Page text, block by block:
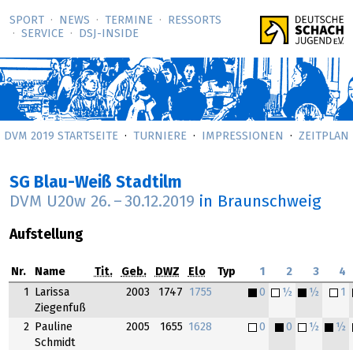
SPORT NEWS TERMINE
RESSORTS
SERVICE
DSJ-­INSIDE
DVM 2019 STARTSEITE TURNIERE IMPRESSIONEN ZEITPLAN
SG Blau-Weiß Stadtilm
DVM U20w 26. – 30.12.2019 in Braunschweig
Aufstellung
Nr. Name Tit. Geb. DWZ Elo Typ 1 2 3 4
1
Larissa
Ziegenfuß
2003 1747 1755 0 ½ ½ 1
2
Pauline
Schmidt
2005 1655 1628 0 0 ½ ½